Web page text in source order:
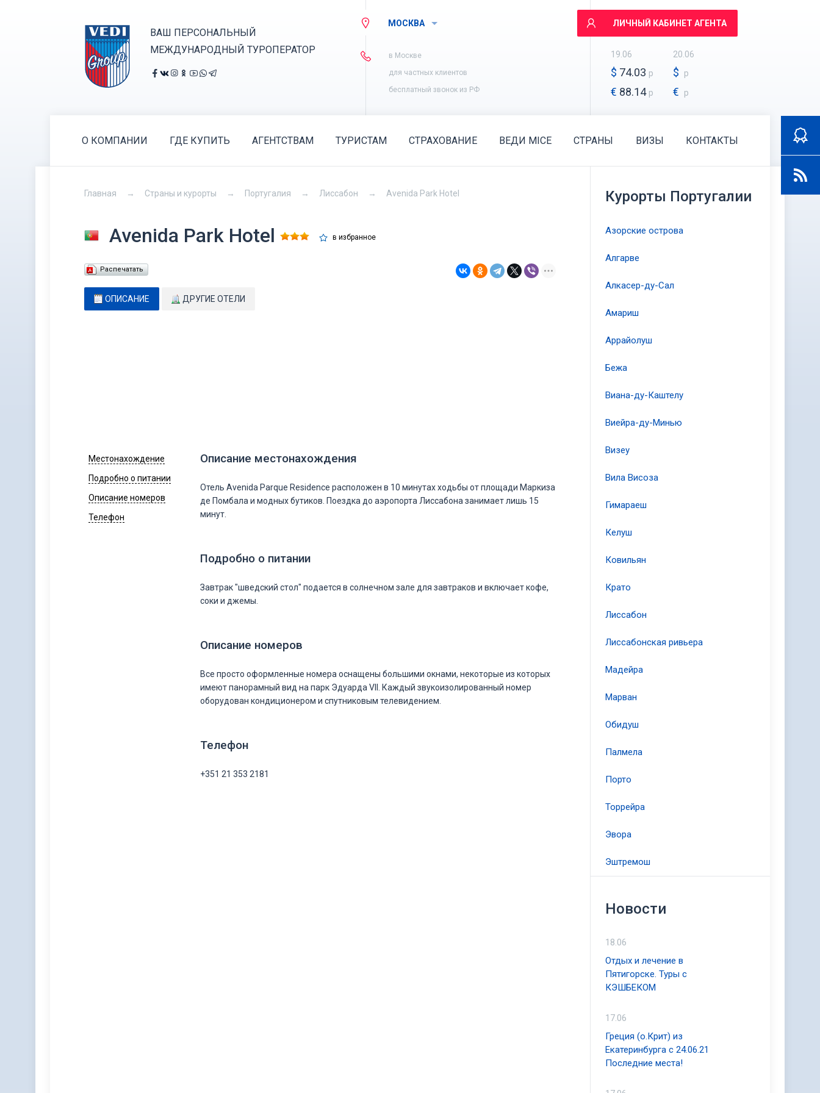
ВАШ ПЕРСОНАЛЬНЫЙ
МЕЖДУНАРОДНЫЙ ТУРОПЕРАТОР
МОСКВА
в Москве
для частных клиентов
бесплатный звонок из РФ
ЛИЧНЫЙ КАБИНЕТ АГЕНТА
19.06
$ 74.03 р
€ 88.14 р
20.06
$ р
€ р
О КОМПАНИИ ГДЕ КУПИТЬ АГЕНТСТВАМ ТУРИСТАМ СТРАХОВАНИЕ ВЕДИ MICE СТРАНЫ ВИЗЫ КОНТАКТЫ
Главная Страны и курорты Португалия Лиссабон Avenida Park Hotel
Avenida Park Hotel в избранное
Распечатать
ОПИСАНИЕ ДРУГИЕ ОТЕЛИ
Местонахождение
Подробно о питании
Описание номеров
Телефон
Описание местонахождения
Отель Avenida Parque Residence расположен в 10 минутах ходьбы от площади Маркиза
де Помбала и модных бутиков. Поездка до аэропорта Лиссабона занимает лишь 15
минут.
Подробно о питании
Завтрак "шведский стол" подается в солнечном зале для завтраков и включает кофе,
соки и джемы.
Описание номеров
Все просто оформленные номера оснащены большими окнами, некоторые из которых
имеют панорамный вид на парк Эдуарда VII. Каждый звукоизолированный номер
оборудован кондиционером и спутниковым телевидением.
Телефон
+351 21 353 2181
Курорты Португалии
Азорские острова
Алгарве
Алкасер-ду-Сал
Амариш
Аррайолуш
Бежа
Виана-ду-Каштелу
Виейра-ду-Минью
Визеу
Вила Висоза
Гимараеш
Келуш
Ковильян
Крато
Лиссабон
Лиссабонская ривьера
Мадейра
Марван
Обидуш
Палмела
Порто
Торрейра
Эвора
Эштремош
Новости
18.06
Отдых и лечение в
Пятигорске. Туры с
КЭШБЕКОМ
17.06
Греция (о.Крит) из
Екатеринбурга с 24.06.21
Последние места!